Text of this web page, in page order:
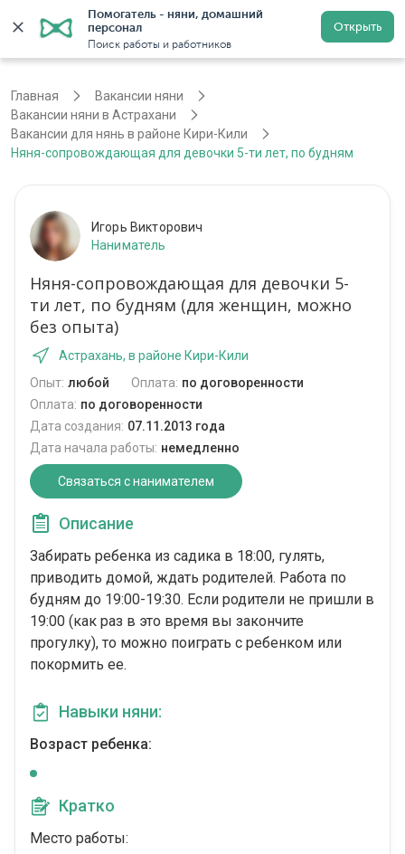
Помогатель - няни, домашний
персонал
Поиск работы и работников
Открыть
Астрахань Регистрация
Главная
Вакансии няни
Вакансии няни в Астрахани
Вакансии для нянь в районе Кири-Кили
Няня-сопровождающая для девочки 5-ти лет, по будням
Игорь Викторович
Наниматель
Няня-сопровождающая для девочки 5-
ти лет, по будням (для женщин, можно
без опыта)
Астрахань, в районе Кири-Кили
Опыт: любой Оплата: по договоренности
Оплата: по договоренности
Дата создания: 07.11.2013 года
Дата начала работы: немедленно
Связаться с нанимателем
Описание
Забирать ребенка из садика в 18:00, гулять,
приводить домой, ждать родителей. Работа по
будням до 19:00-19:30. Если родители не пришли в
19:00 (как раз в это время вы закончите
прогулку), то можно поиграть с ребенком или
покормить ее.
Навыки няни:
Возраст ребенка:
Кратко
Место работы: